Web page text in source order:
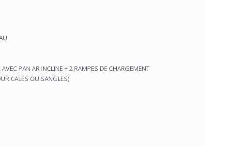
PAN AR INCLINE + 2 RAMPES DE CHARGEMENT
CALES OU SANGLES)